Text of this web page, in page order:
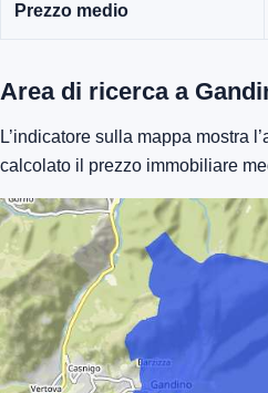
Prezzo medio
Area di ricerca a
L’indicatore sulla mappa mostra
calcolato il prezzo immobiliare